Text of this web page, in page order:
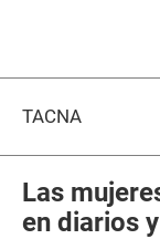
TACNA
Las
en diarios